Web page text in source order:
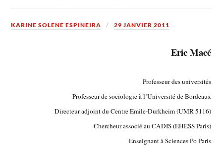
KARINE SOLENE ESPINEIRA 29 JANVIER 2011
Eric Macé
Professeur des universités
Professeur de sociologie à l’Université de Bordeaux
Directeur adjoint du Centre Emile-Durkheim (UMR 5116)
Chercheur associé au CADIS (EHESS Paris)
Enseignant à Sciences Po Paris